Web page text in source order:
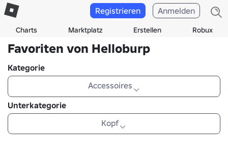
Charts Marktplatz Erstellen Robux
Registrieren Anmelden
Favoriten von Helloburp
Kategorie
Accessoires
Unterkategorie
Kopf